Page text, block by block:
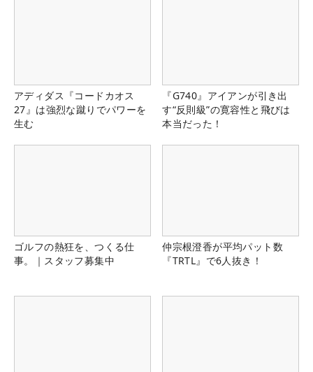
アディダス『コードカオス
27』は強烈な蹴りでパワーを
生む
『G740』アイアンが引き出
す“反則級”の寛容性と飛びは
本当だった！
ゴルフの熱狂を、つくる仕
事。｜スタッフ募集中
仲宗根澄香が平均パット数
『TRTL』で6人抜き！